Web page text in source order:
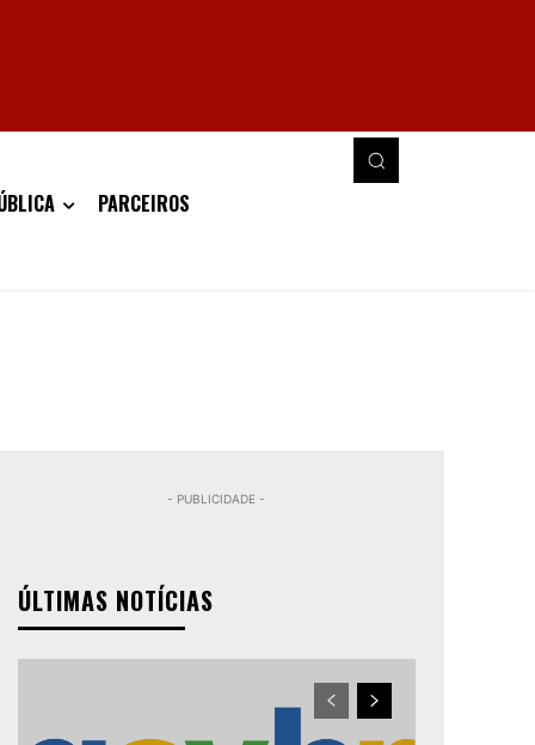
PARCEIROS
- PUBLICIDADE -
ÚLTIMAS NOTÍCIAS